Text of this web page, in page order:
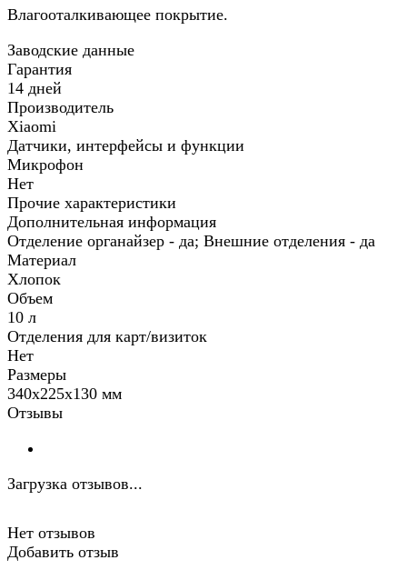
Влагооталкивающее покрытие.
Заводские данные
Гарантия
14 дней
Производитель
Xiaomi
Датчики, интерфейсы и функции
Микрофон
Нет
Прочие характеристики
Дополнительная информация
Отделение органайзер - да; Внешние отделения - да
Материал
Хлопок
Объем
10 л
Отделения для карт/визиток
Нет
Размеры
340х225х130 мм
Отзывы
Загрузка отзывов...
Нет отзывов
Добавить отзыв